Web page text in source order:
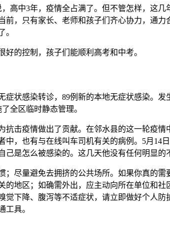
高中3年，疫情全占满了。但不管怎样，这
，只有家长、老师和孩子们齐心协力，通
。
的控制，孩子们能顺利高考和中考。
状感染转诊，89例新的本地无症状感染。
全区临时静态管理。
击疫情做出了贡献。在邻水县的这一轮疫
，也有与在线叫车司机有关的病例。5月14
是怎么被感染的。这几天他没有任何明显的
尽量避免去拥挤的公共场所。如果你真的需
地区；如确需外出，应主动向所在单位和
下降、腹泻等不适症状，请立即做好个人
工具。